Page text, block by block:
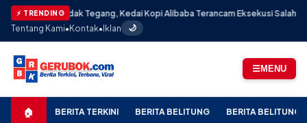
⚡ TRENDINGTegang, Kedai Kopi Alibaba Terancam Eksekusi Salah Sasaran:
Tentang Kami•Kontak•Iklan 🌙
☰MENU
🏠 BERITA TERKINI BERITA BELITUNG BERITA BELITUNG